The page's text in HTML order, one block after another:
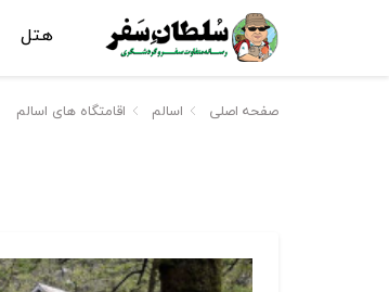
هتل
صفحه اصلی اسالم اقامتگاه های اسالم